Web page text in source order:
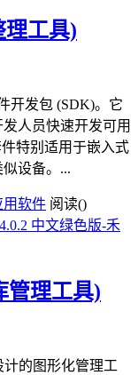
工具)
开发包 (SDK)。它
人员快速开发可用
特别适用于嵌入式
设备。...
用软件 阅读()
管理工具)
计的图形化管理工